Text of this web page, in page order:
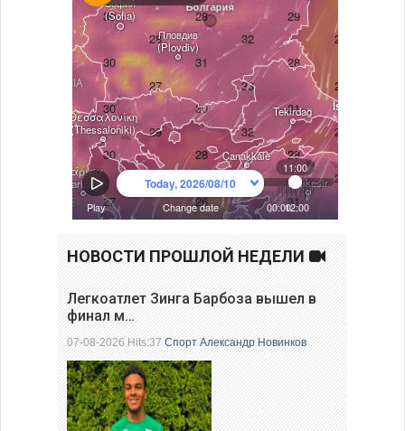
НОВОСТИ ПРОШЛОЙ НЕДЕЛИ
Легкоатлет Зинга Барбоза вышел в
финал м…
07-08-2026 Hits:37Спорт Александр Новинков